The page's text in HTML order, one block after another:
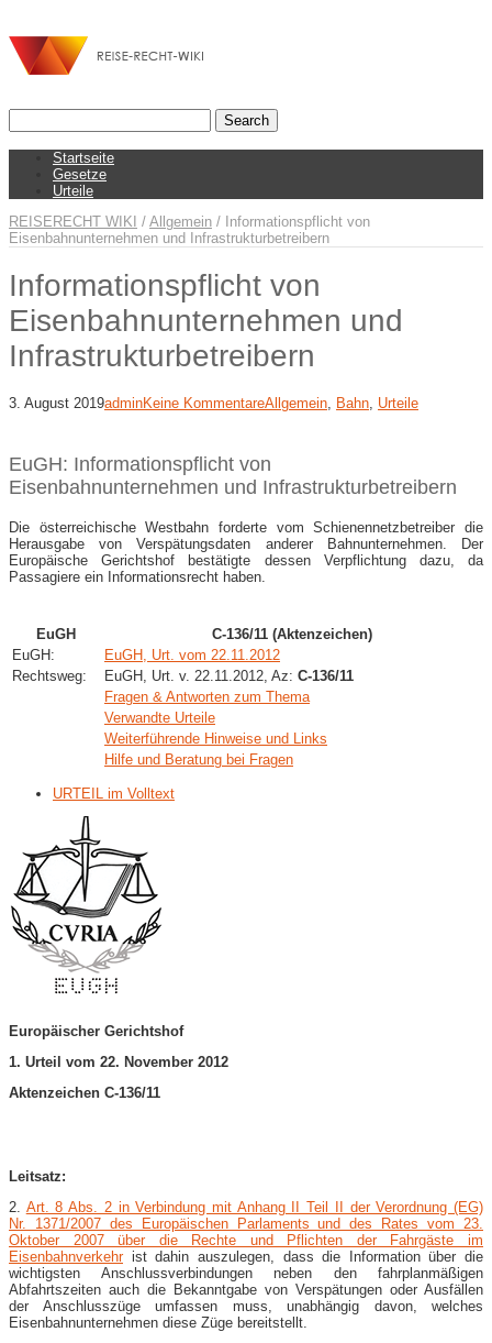
Startseite
Gesetze
Urteile
REISERECHT WIKI / Allgemein / Informationspflicht von
Eisenbahnunternehmen und Infrastrukturbetreibern
Informationspflicht von
Eisenbahnunternehmen und
Infrastrukturbetreibern
3. August 2019adminKeine KommentareAllgemein Bahn Urteile
EuGH: Informationspflicht von
Eisenbahnunternehmen und Infrastrukturbetreibern
Die österreichische Westbahn forderte vom Schienennetzbetreiber die
Herausgabe von Verspätungsdaten anderer Bahnunternehmen. Der
Europäische Gerichtshof bestätigte dessen Verpflichtung dazu, da
Passagiere ein Informationsrecht haben.
EuGH
C-136/11 (Aktenzeichen)
EuGH:
EuGH, Urt. vom 22.11.2012
Rechtsweg:
EuGH, Urt. v. 22.11.2012, Az: C-136/11
Fragen & Antworten zum Thema
Verwandte Urteile
Weiterführende Hinweise und Links
Hilfe und Beratung bei Fragen
URTEIL im Volltext
Europäischer Gerichtshof
1. Urteil vom 22. November 2012
Aktenzeichen C-136/11
Leitsatz:
2. Art. 8 Abs. 2 in Verbindung mit Anhang II Teil II der Verordnung (EG)
Nr. 1371/2007 des Europäischen Parlaments und des Rates vom 23.
Oktober 2007 über die Rechte und Pflichten der Fahrgäste im
Eisenbahnverkehrist dahin auszulegen, dass die Information über die
wichtigsten Anschlussverbindungen neben den fahrplanmäßigen
Abfahrtszeiten auch die Bekanntgabe von Verspätungen oder Ausfällen
der Anschlusszüge umfassen muss, unabhängig davon, welches
Eisenbahnunternehmen diese Züge bereitstellt.